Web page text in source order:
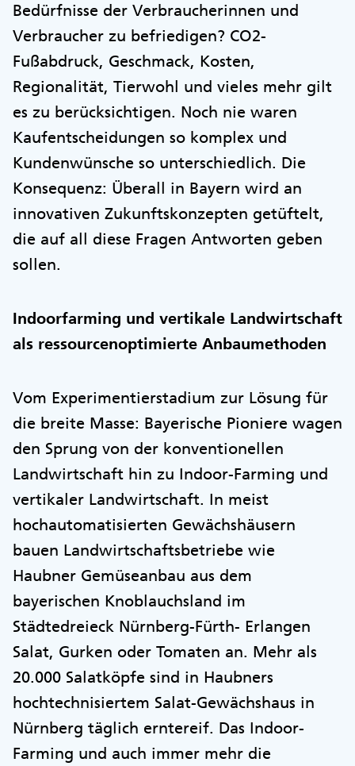
Bedürfnisse der Verbraucherinnen und
Verbraucher zu befriedigen? CO2-
Fußabdruck, Geschmack, Kosten,
Regionalität, Tierwohl und vieles mehr gilt
es zu berücksichtigen. Noch nie waren
Kaufentscheidungen so komplex und
Kundenwünsche so unterschiedlich. Die
Konsequenz: Überall in Bayern wird an
innovativen Zukunftskonzepten getüftelt,
die auf all diese Fragen Antworten geben
sollen.
Indoorfarming und vertikale Landwirtschaft
als ressourcenoptimierte Anbaumethoden
Vom Experimentierstadium zur Lösung für
die breite Masse: Bayerische Pioniere wagen
den Sprung von der konventionellen
Landwirtschaft hin zu Indoor-Farming und
vertikaler Landwirtschaft. In meist
hochautomatisierten Gewächshäusern
bauen Landwirtschaftsbetriebe wie
Haubner Gemüseanbau aus dem
bayerischen Knoblauchsland im
Städtedreieck Nürnberg-Fürth- Erlangen
Salat, Gurken oder Tomaten an. Mehr als
20.000 Salatköpfe sind in Haubners
hochtechnisiertem Salat-Gewächshaus in
Nürnberg täglich erntereif. Das Indoor-
Farming und auch immer mehr die